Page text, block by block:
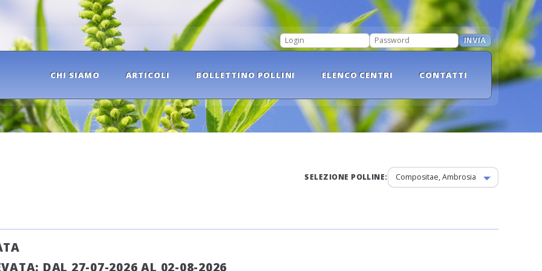
LOGIN
PASSWORD
INVIA
CHI SIAMO ARTICOLI BOLLETTINO POLLINI ELENCO CENTRI CONTATTI
SELEZIONE POLLINE:
DAL 27-07-2026 AL 02-08-2026